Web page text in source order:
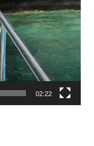
02:22